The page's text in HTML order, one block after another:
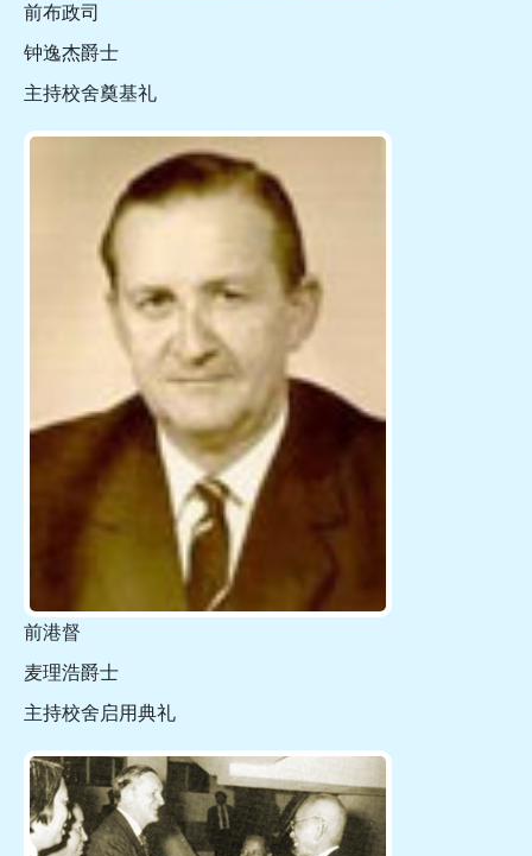
前布政司
钟逸杰爵士
主持校舍奠基礼
前港督
麦理浩爵士
主持校舍启用典礼